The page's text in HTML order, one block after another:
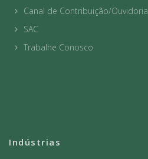
Canal de Contribuição/Ouvidoria
SAC
Trabalhe Conosco
Indústrias